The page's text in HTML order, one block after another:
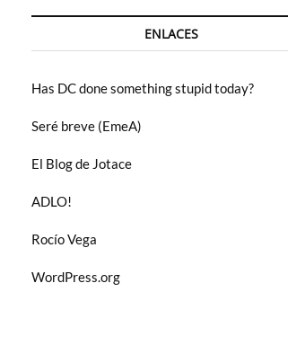
ENLACES
Has DC done something stupid today?
Seré breve (EmeA)
El Blog de Jotace
ADLO!
Rocío Vega
WordPress.org